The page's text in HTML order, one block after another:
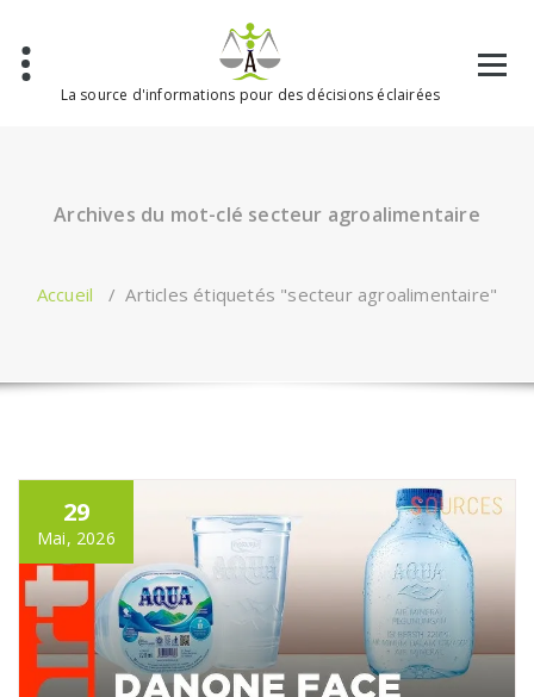
contenu
La source d'informations pour des décisions éclairées
Archives du mot-clé secteur agroalimentaire
Accueil /Articles étiquetés "secteur agroalimentaire"
29
Mai, 2026